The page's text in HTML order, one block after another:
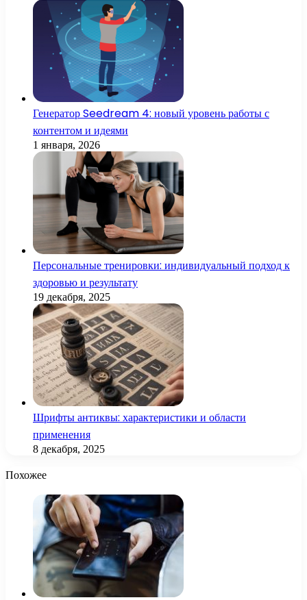
Генератор Seedream 4: новый уровень работы с
контентом и идеями
1 января, 2026
Персональные тренировки: индивидуальный подход к
здоровью и результату
19 декабря, 2025
Шрифты антиквы: характеристики и области
применения
8 декабря, 2025
Похожее